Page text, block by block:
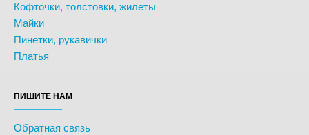
Кофточки, толстовки, жилеты
Майки
Пинетки, рукавички
Платья
ПИШИТЕ НАМ
Обратная связь